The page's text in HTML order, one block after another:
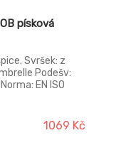
písková
Svršek: z
Podešv:
EN ISO
1069 Kč